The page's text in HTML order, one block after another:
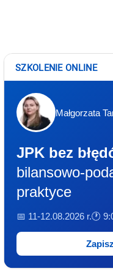
SZKOLENIE ONLINE
Małgorzata
JPK bez
bilansowo-
praktyce
📅 11-12.08.2026 r.🕐